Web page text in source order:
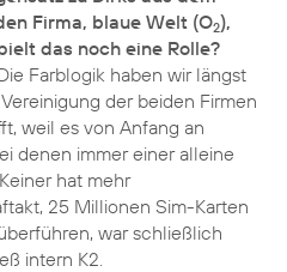
Firma, blaue Welt (O2),
das noch eine Rolle?
Farblogik haben wir längst
der beiden Firmen
weil es von Anfang an
denen immer einer alleine
hat mehr
25 Millionen Sim-Karten
war schließlich
intern K2.